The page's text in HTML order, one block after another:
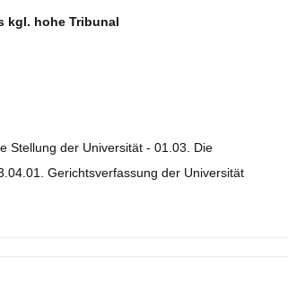
kgl. hohe Tribunal
Stellung der Universität - 01.03. Die
Gerichtsverfassung der Universität